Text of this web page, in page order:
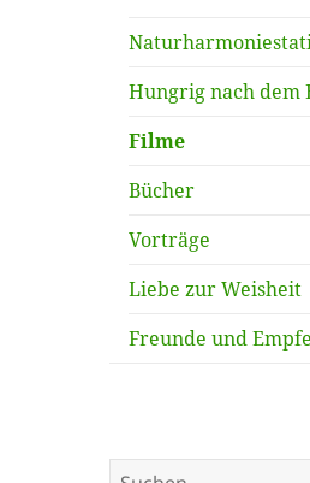
Hungrig nach dem
Filme
Bücher
Vorträge
Liebe zur Weisheit
Freunde und